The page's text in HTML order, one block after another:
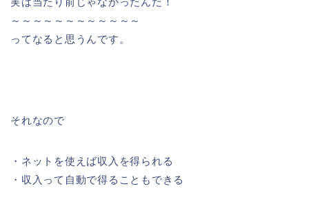
～～～～～～～～～～～～
ってなると思うんです。
それなので
・ネットを使えば収入を得られる
・収入って自動で得ることもできる